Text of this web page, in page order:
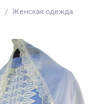
Женская одежда